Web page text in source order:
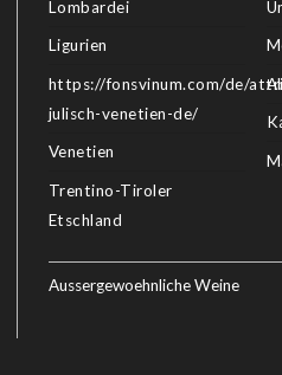
Lombardei
Ligurien
https://fonsvinum.com/de/
julisch-venetien-de/
Venetien
Trentino-Tiroler
Etschland
Aussergewoehnliche Weine